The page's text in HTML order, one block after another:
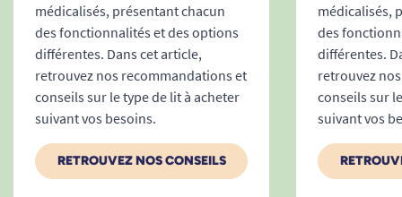
médicalisés, présentant chacun
des fonctionnalités et des options
différentes. Dans cet article,
retrouvez nos recommandations et
conseils sur le type de lit à acheter
suivant vos besoins.
RETROUVEZ NOS CONSEILS
médicalisés,
des
différentes.
retrouvez
conseils sur
suivant vos